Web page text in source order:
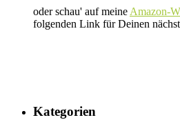
oder schau' auf meine Amazon-
folgenden Link für Deinen
Kategorien